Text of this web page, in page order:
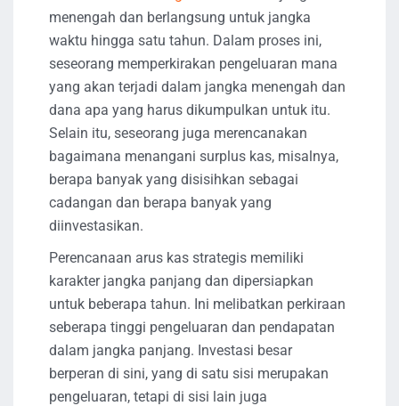
menengah dan berlangsung untuk jangka
waktu hingga satu tahun. Dalam proses ini,
seseorang memperkirakan pengeluaran mana
yang akan terjadi dalam jangka menengah dan
dana apa yang harus dikumpulkan untuk itu.
Selain itu, seseorang juga merencanakan
bagaimana menangani surplus kas, misalnya,
berapa banyak yang disisihkan sebagai
cadangan dan berapa banyak yang
diinvestasikan.
Perencanaan arus kas strategis memiliki
karakter jangka panjang dan dipersiapkan
untuk beberapa tahun. Ini melibatkan perkiraan
seberapa tinggi pengeluaran dan pendapatan
dalam jangka panjang. Investasi besar
berperan di sini, yang di satu sisi merupakan
pengeluaran, tetapi di sisi lain juga